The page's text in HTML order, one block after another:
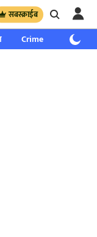
सबस्क्राईब
Crime साप्ताहिक